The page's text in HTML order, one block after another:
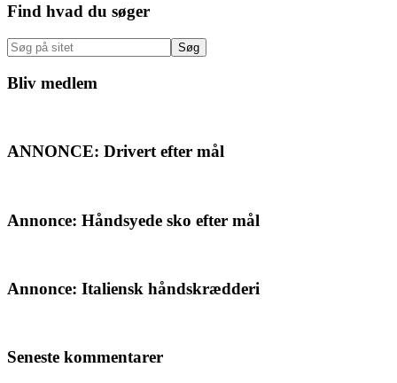
Primær
Sidebar
Find hvad du søger
Søg
på
sitet
Bliv medlem
ANNONCE: Drivert efter mål
Annonce: Håndsyede sko efter mål
Annonce: Italiensk håndskrædderi
Seneste kommentarer